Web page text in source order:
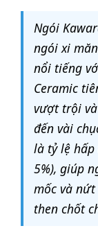
Ngói
ngói xi
nổi tiếng
Ceramic
vượt trội
đến vài
là tỷ lệ
5%), giúp
mốc và
then chốt